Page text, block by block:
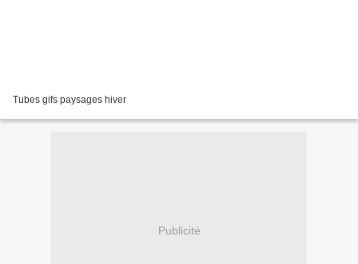
Tubes gifs paysages hiver
Publicité